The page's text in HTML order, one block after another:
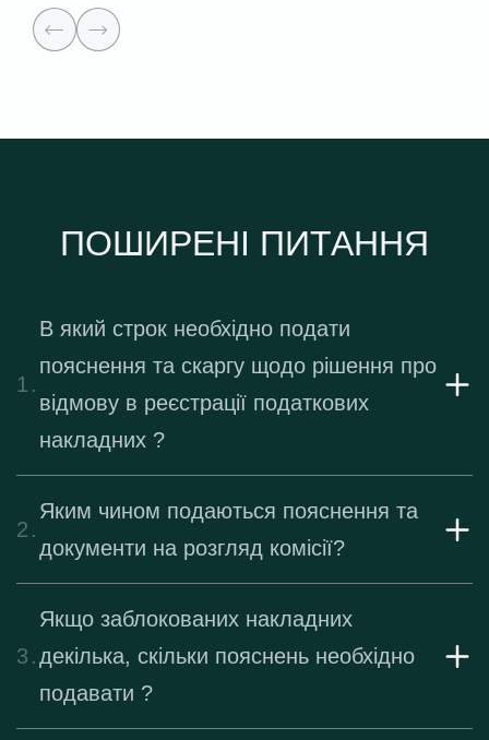
ПОШИРЕНІ ПИТАННЯ
1.
В який строк необхідно подати
пояснення та скаргу щодо рішення про
відмову в реєстрації податкових
накладних ?
2.
Яким чином подаються пояснення та
документи на розгляд комісії?
3.
Якщо заблокованих накладних
декілька, скільки пояснень необхідно
подавати ?